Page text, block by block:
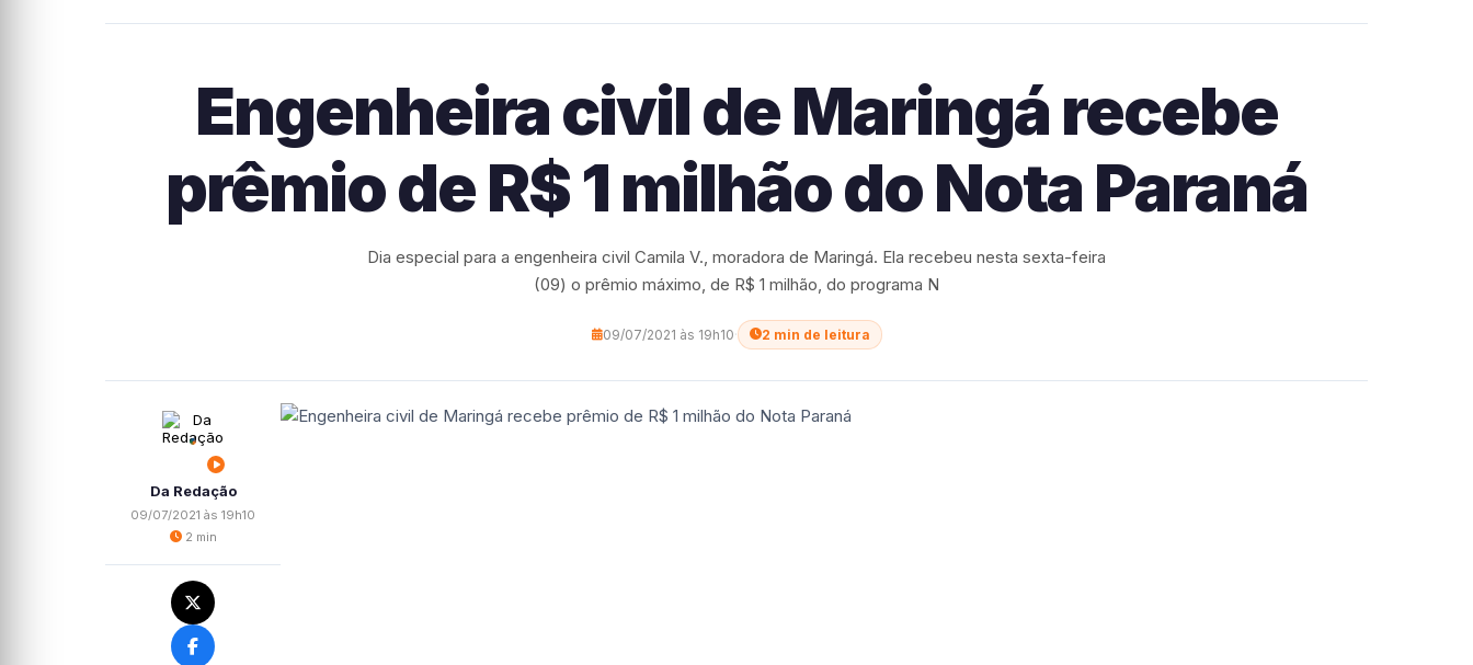
Engenheira civil de Maringá recebe
prêmio de R$ 1 milhão do Nota Paraná
Dia especial para a engenheira civil Camila V., moradora de Maringá. Ela recebeu nesta sexta-feira
(09) o prêmio máximo, de R$ 1 milhão, do programa N
09/07/2021 às 19h10· 2 min de leitura
Da Redação
09/07/2021 às 19h10
2 min